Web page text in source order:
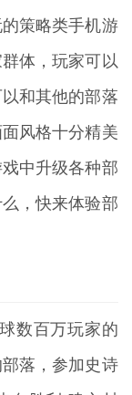
策略类手机游
体，玩家可以
和其他的部落
风格十分精美
中升级各种部
，快来体验部
数百万玩家的
落，参加史诗